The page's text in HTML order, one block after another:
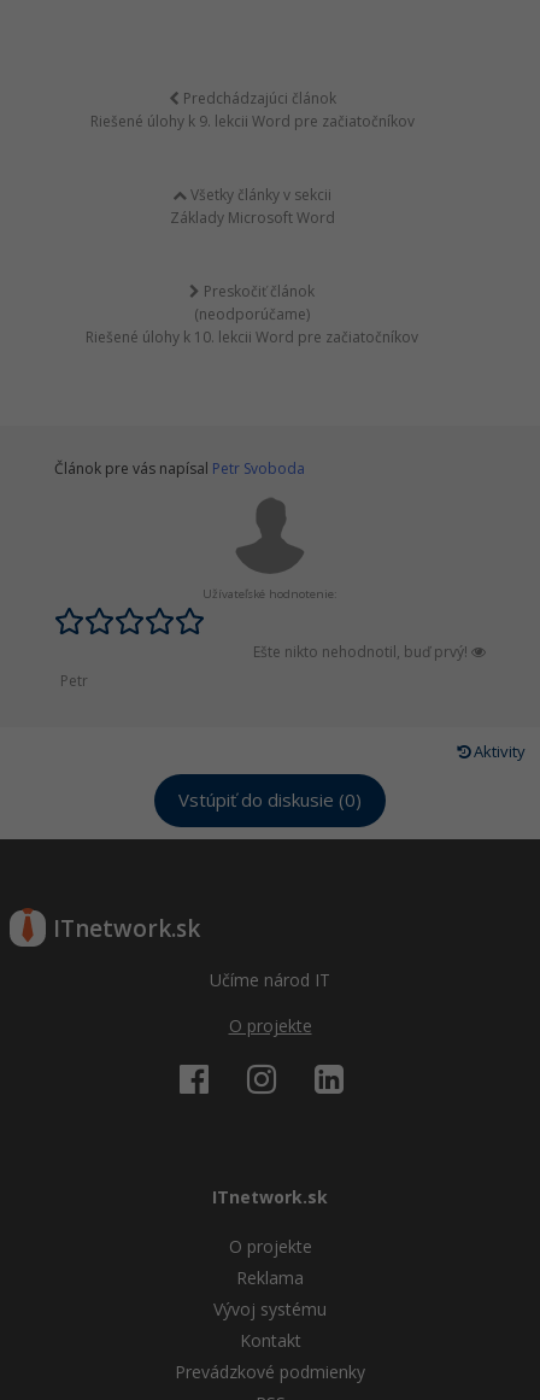
Predchádzajúci článok
Riešené úlohy k 9. lekcii Word pre začiatočníkov
Všetky články v sekcii
Základy Microsoft Word
Preskočiť článok
(neodporúčame)
Riešené úlohy k 10. lekcii Word pre začiatočníkov
Článok pre vás napísal Petr Svoboda
Užívateľské hodnotenie:
Ešte nikto nehodnotil, buď prvý!
Petr
Aktivity
Vstúpiť do diskusie (0)
ITnetwork.sk
Učíme národ IT
O projekte
ITnetwork.sk
O projekte
Reklama
Vývoj systému
Kontakt
Prevádzkové podmienky